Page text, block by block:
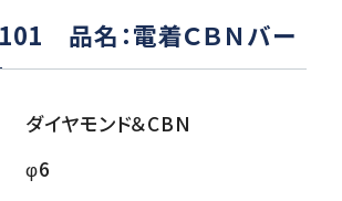
品名：電着ＣＢＮバー
ダイヤモンド＆CBN
φ6